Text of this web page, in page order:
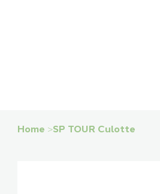
Home >SP TOUR Culotte